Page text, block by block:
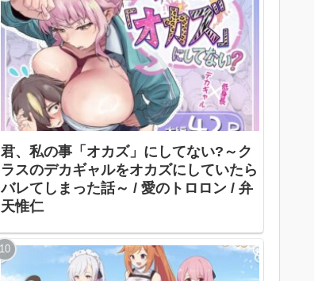
君、私の事「オカズ」にしてない?～ク
ラスのデカギャルをオカズにしていたら
バレてしまった話～ / 愛のトロロン / 弁
天惟仁